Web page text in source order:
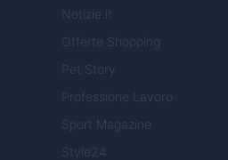
Notizie.it
Offerte Shopping
Pet Story
Professione Lavoro
Sport Magazine
Style24